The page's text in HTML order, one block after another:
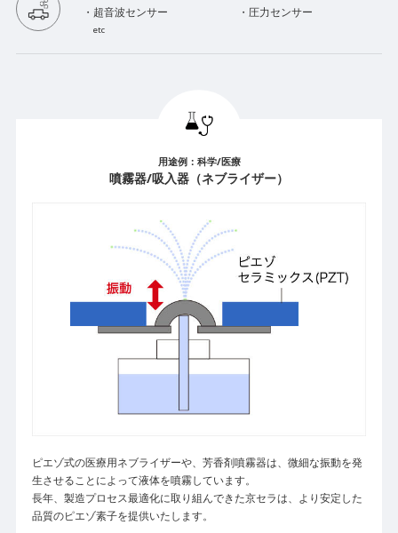
・超音波センサー ・圧力センサー
etc
用途例：科学/医療
噴霧器/吸入器（ネブライザー）
ピエゾ式の医療用ネブライザーや、芳香剤噴霧器は、微細な振動を発
生させることによって液体を噴霧しています。
長年、製造プロセス最適化に取り組んできた京セラは、より安定した
品質のピエゾ素子を提供いたします。